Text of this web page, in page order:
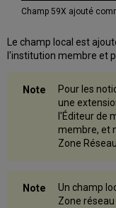
Champ 59X ajouté
Le champ local est
l'institution membre et
Pour les
une
l'Éditeur de
membre, et
Zone
Un champ
Zone